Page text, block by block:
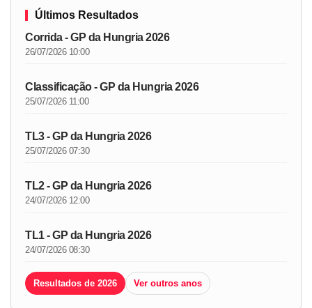
Últimos Resultados
Corrida - GP da Hungria 2026
26/07/2026 10:00
Classificação - GP da Hungria 2026
25/07/2026 11:00
TL3 - GP da Hungria 2026
25/07/2026 07:30
TL2 - GP da Hungria 2026
24/07/2026 12:00
TL1 - GP da Hungria 2026
24/07/2026 08:30
Resultados de 2026 Ver outros anos